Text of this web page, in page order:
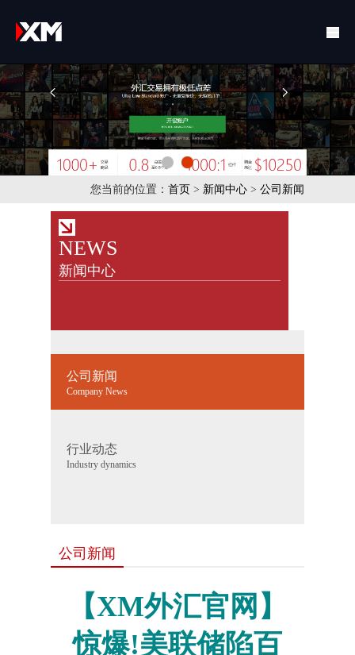
您当前的位置： 首页 > 新闻中心 > 公司新闻
NEWS
新闻中心
公司新闻
Company News
行业动态
Industry dynamics
公司新闻
【XM外汇官网】
惊爆!美联储陷百